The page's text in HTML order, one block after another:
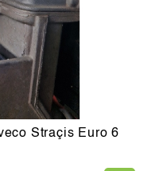
Straçis Euro 6